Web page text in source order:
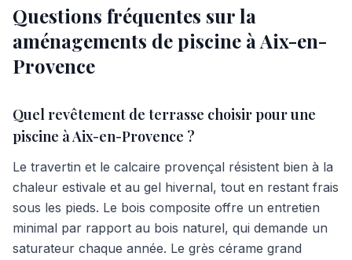
Questions fréquentes sur la
aménagements de piscine àAix-en-
Provence
Quel revêtement de terrasse choisir pour une
piscine à Aix-en-Provence ?
Le travertin et le calcaire provençal résistent bien à la
chaleur estivale et au gel hivernal, tout en restant frais
sous les pieds. Le bois composite offre un entretien
minimal par rapport au bois naturel, qui demande un
saturateur chaque année. Le grès cérame grand